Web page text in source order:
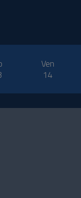
Ven
14